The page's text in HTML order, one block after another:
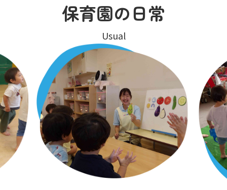
保育園の日常
Usual